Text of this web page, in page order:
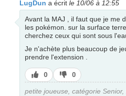
LugDun a écrit le 10/06 à 12:55
Avant la MAJ , il faut que je me
les pokémon. sur la surface
cherchez ceux qui sont sous
Je n'achète plus beaucoup de
prendre l'extension .
J’aime
0
J’aime
pas
0
petite joueuse, catégorie